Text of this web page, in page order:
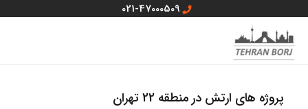
محتوا
021-47000509
پروژه های ارتش در منطقه 22 تهران